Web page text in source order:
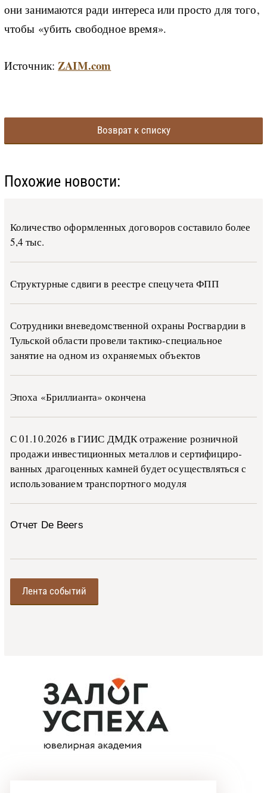
они занимаются ради интереса или просто для того,
чтобы «убить свободное время».
Источник: ZAIM.com
Возврат к списку
Похожие новости:
Количество оформленных договоров составило более
5,4 тыс.
Структурные сдвиги в реестре спецучета ФПП
Сотрудники вневедомственной охраны Росгвардии в
Тульской области провели тактико-специальное
занятие на одном из охраняемых объектов
Эпоха «Бриллианта» окончена
С 01.10.2026 в ГИИС ДМДК от­ра­же­ние роз­ни­ч­ной
про­да­жи ин­ве­сти­ци­он­ных ме­тал­лов и сер­ти­фи­ци­ро­
ван­ных дра­го­цен­ных ка­м­ней бу­дет осу­ще­ств­лять­ся с
ис­поль­зо­ва­ни­ем тран­с­пор­т­но­го мо­ду­ля
Отчет De Beers
Лента событий